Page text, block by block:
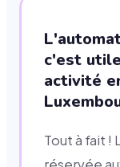
c'est
activité
Tout à fait !